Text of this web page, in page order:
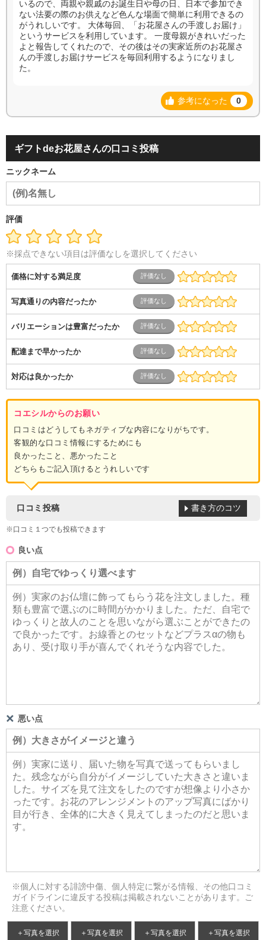
いるので、両親や親戚のお誕生日や母の日、日本で参加でき
ない法要の際のお供えなど色んな場面で簡単に利用できるの
がうれしいです。 大体毎回、「お花屋さんの手渡しお届け」
というサービスを利用しています。 一度母親がきれいだった
よと報告してくれたので、その後はその実家近所のお花屋さ
んの手渡しお届けサービスを毎回利用するようになりまし
た。
参考になった 0
ギフトdeお花屋さんの口コミ投稿
ニックネーム
評価
※採点できない項目は評価なしを選択してください
価格に対する満足度
写真通りの内容だったか
バリエーションは豊富だったか
配達まで早かったか
対応は良かったか
コエシルからのお願い
口コミはどうしてもネガティブな内容になりがちです。
客観的な口コミ情報にするためにも
良かったこと、悪かったこと
どちらもご記入頂けるとうれしいです
口コミ投稿
※口コミ１つでも投稿できます
書き方のコツ
良い点
悪い点
※個人に対する誹謗中傷、個人特定に繋がる情報、その他口コミ
ガイドラインに違反する投稿は掲載されないことがあります。ご
注意ください。
＋写真を選択 ＋写真を選択 ＋写真を選択 ＋写真を選択